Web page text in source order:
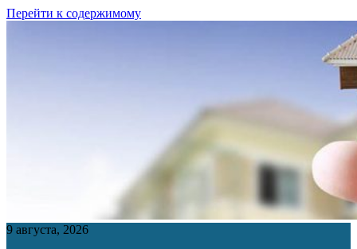
Перейти к содержимому
9 августа, 2026